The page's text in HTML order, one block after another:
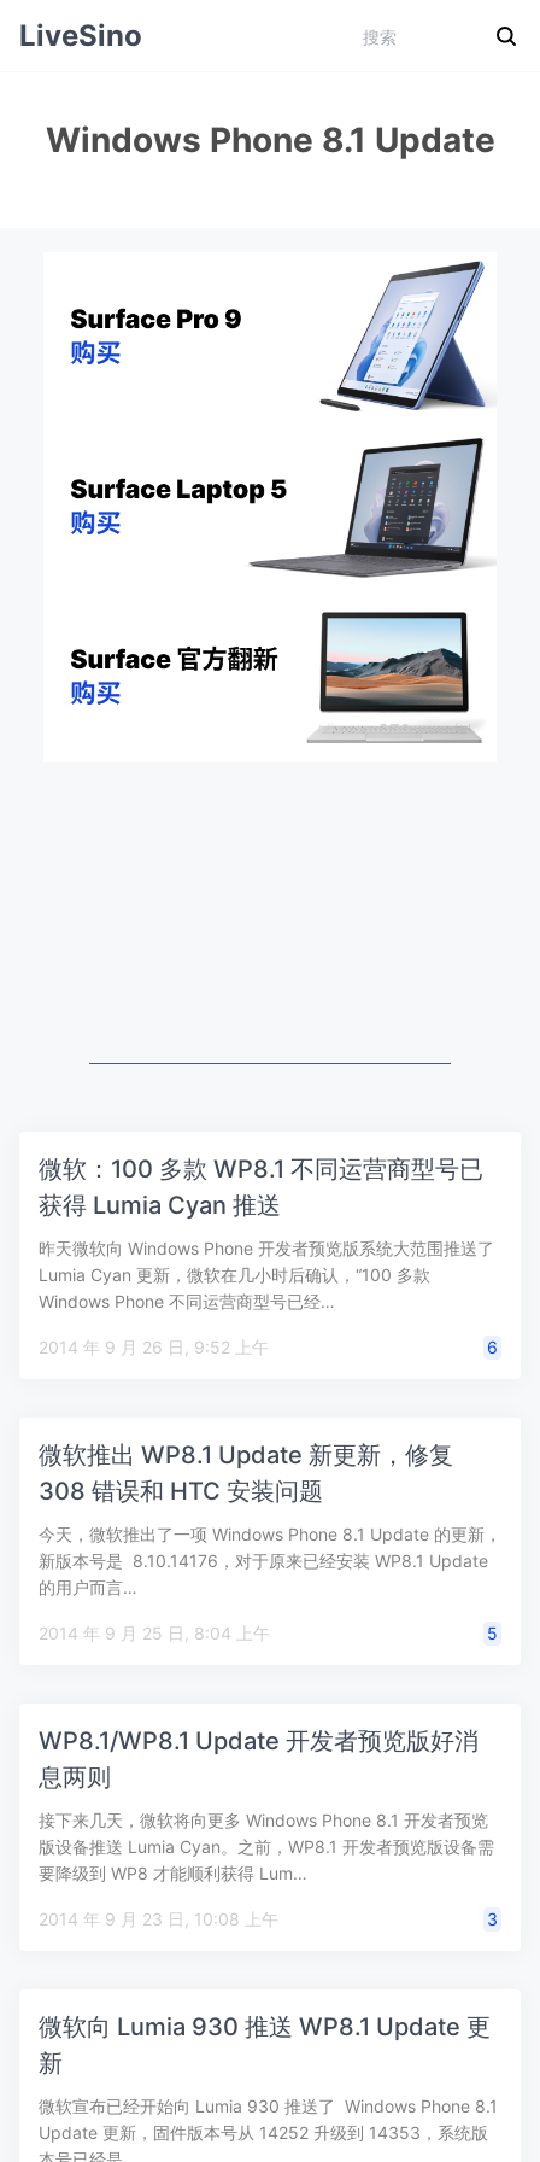
LiveSino
Windows Phone 8.1 Update
微软：100 多款 WP8.1 不同运营商型号已
获得 Lumia Cyan 推送
昨天微软向 Windows Phone 开发者预览版系统大范围推送了
Lumia Cyan 更新，微软在几小时后确认，“100 多款
Windows Phone 不同运营商型号已经…
2014 年 9 月 26 日, 9:52 上午 6
微软推出 WP8.1 Update 新更新，修复
308 错误和 HTC 安装问题
今天，微软推出了一项 Windows Phone 8.1 Update 的更新，
新版本号是 8.10.14176，对于原来已经安装 WP8.1 Update
的用户而言…
2014 年 9 月 25 日, 8:04 上午 5
WP8.1/WP8.1 Update 开发者预览版好消
息两则
接下来几天，微软将向更多 Windows Phone 8.1 开发者预览
版设备推送 Lumia Cyan。之前，WP8.1 开发者预览版设备需
要降级到 WP8 才能顺利获得 Lum…
2014 年 9 月 23 日, 10:08 上午 3
微软向 Lumia 930 推送 WP8.1 Update 更
新
微软宣布已经开始向 Lumia 930 推送了 Windows Phone 8.1
Update 更新，固件版本号从 14252 升级到 14353，系统版